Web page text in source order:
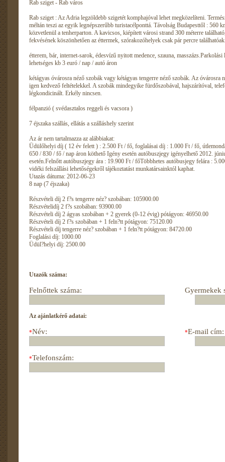
Rab sziget - Rab város
Rab sziget : Az Adria legzöldebb szigetét komphajóval lehet megközelíteni.
méltán teszi az egyik legnépszerűbb turistacélponttá. Távolság Budapesttől : 560
közvetlenül a tenherparton. A kavicsos, kiépített városi strand 300 méterre
fekvésének köszönhetően az éttermek, szórakozóhelyek csak pár percre
étterem, bár, internet-sarok, édesvízű nyitott medence, szauna,
lehetséges kb 3 euró / nap / autó áron
kétágyas óvárosra néző szobák vagy kétágyas tengerre néző szobák. Az óvárosra
igen kedvező feltételekkel. A szobák mindegyike fürdőszobával, hajszárítóval,
légkondicinált. Erkély nincsen.
félpanzió ( svédasztalos reggeli és vacsora )
7 éjszaka szállás, ellátás a szálláshely szerint
Az ár nem tartalmazza az alábbiakat:
Üdülőhelyi díj ( 12 év felett ) : 2.500 Ft / fő, foglalásai díj : 1.000 Ft / fő,
650 / 830 / fő / nap áron köthető Igény esetén autóbuszjegy igényelhető 2012.
esetén.Felnőtt autóbuszjegy ára : 19.900 Ft / főTöbbhetes autóbusjegy felára :
vidéki felszállási lehetőségekről tájékoztatást munkatársainktól kaphat.
Utazás dátuma: 2012-06-23
8 nap (7 éjszaka)
Részvételi díj 2 f?s tengerre néz? szobában: 105900.00
Részvételidíj 2 f?s szobában: 93900.00
Részvételi díj 2 ágyas szobában + 2 gyerek (0-12 évig) pótágyon: 46950.00
Részvételi díj 2 f?s szobában + 1 feln?tt pótágyon: 75120.00
Részvételi díj tengerre néz? szobában + 1 feln?tt pótágyon: 84720.00
Foglalási díj: 1000.00
Üdül?helyi díj: 2500.00
Utazók száma:
Felnőttek száma: Gyermekek
Az ajánlatkérő adatai:
*Név: *E-mail cím:
*Telefonszám: